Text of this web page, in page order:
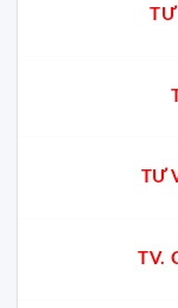
TƯ
TƯ
TV.